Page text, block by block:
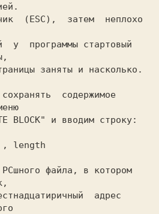
(ESC),  затем  неплохо
у  программы стартовый
заняты и насколько.
содержимое
BLOCK" и вводим строку: